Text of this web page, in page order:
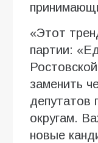
«Этот
партии:
заменить
депутатов
округам.
новые